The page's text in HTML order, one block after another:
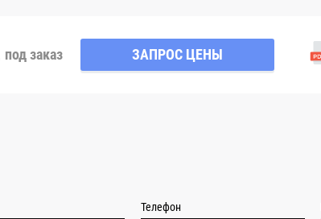
под заказ ЗАПРОС ЦЕНЫ
Телефон